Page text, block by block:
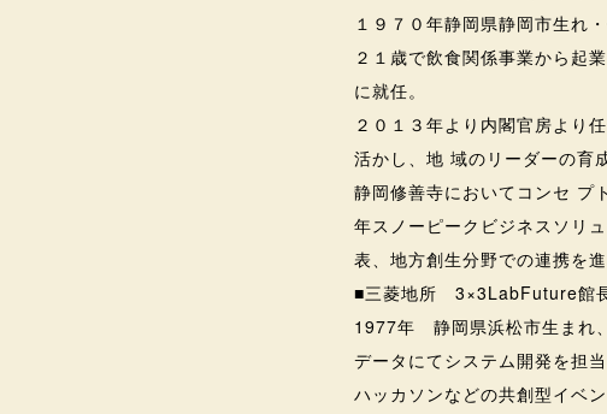
１９７０年静岡県静岡市生れ
２１歳で飲食関係事業から起
に就任。
２０１３年より内閣官房より
活かし、地 域のリーダーの育
静岡修善寺においてコンセ プ
年スノーピークビジネスソリ
表、地方創生分野での連携を
■三菱地所 3×3LabFuture館
1977年 静岡県浜松市生まれ
データにてシステム開発を担
ハッカソンなどの共創型イベ